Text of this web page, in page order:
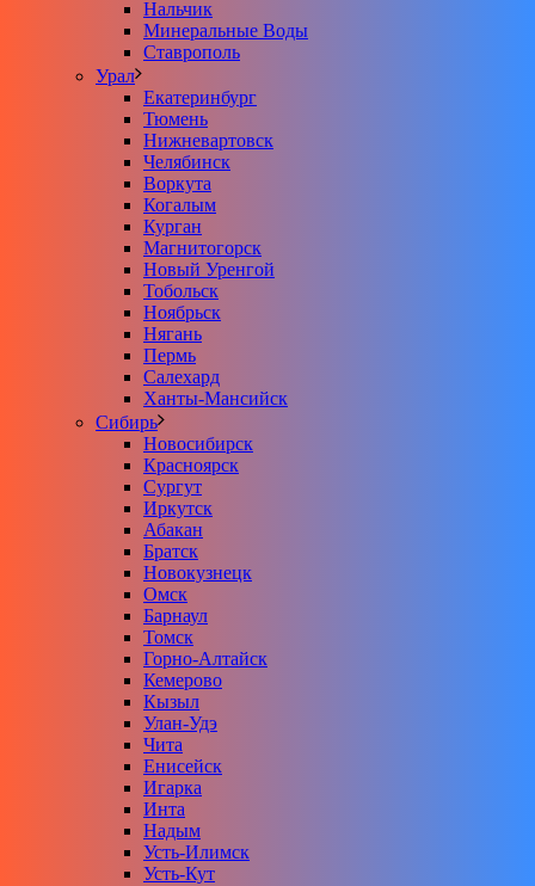
Нальчик
Минеральные Воды
Ставрополь
Урал
Екатеринбург
Тюмень
Нижневартовск
Челябинск
Воркута
Когалым
Курган
Магнитогорск
Новый Уренгой
Тобольск
Ноябрьск
Нягань
Пермь
Салехард
Ханты-Мансийск
Сибирь
Новосибирск
Красноярск
Сургут
Иркутск
Абакан
Братск
Новокузнецк
Омск
Барнаул
Томск
Горно-Алтайск
Кемерово
Кызыл
Улан-Удэ
Чита
Енисейск
Игарка
Инта
Надым
Усть-Илимск
Усть-Кут